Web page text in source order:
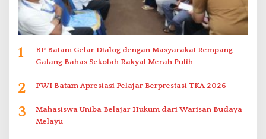
1
BP Batam Gelar Dialog dengan Masyarakat Rempang –
Galang Bahas Sekolah Rakyat Merah Putih
2 PWI Batam Apresiasi Pelajar Berprestasi TKA 2026
3
Mahasiswa Uniba Belajar Hukum dari Warisan Budaya
Melayu